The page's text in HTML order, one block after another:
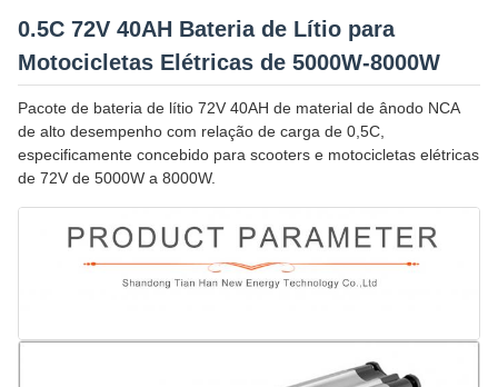
0.5C 72V 40AH Bateria de Lítio para
Motocicletas Elétricas de 5000W-8000W
Pacote de bateria de lítio 72V 40AH de material de ânodo NCA
de alto desempenho com relação de carga de 0,5C,
especificamente concebido para scooters e motocicletas elétricas
de 72V de 5000W a 8000W.